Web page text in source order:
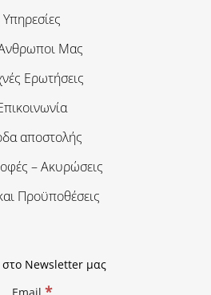
Υπηρεσίες
Μας
Ερωτήσεις
αποστολής
– Ακυρώσεις
Προϋποθέσεις
Newsletter μας